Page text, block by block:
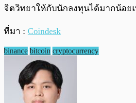
จิตวิทยาให้กับนักลงทุนได้มากน้อย
ที่มา : Coindesk
binance bitcoin cryptocurrency